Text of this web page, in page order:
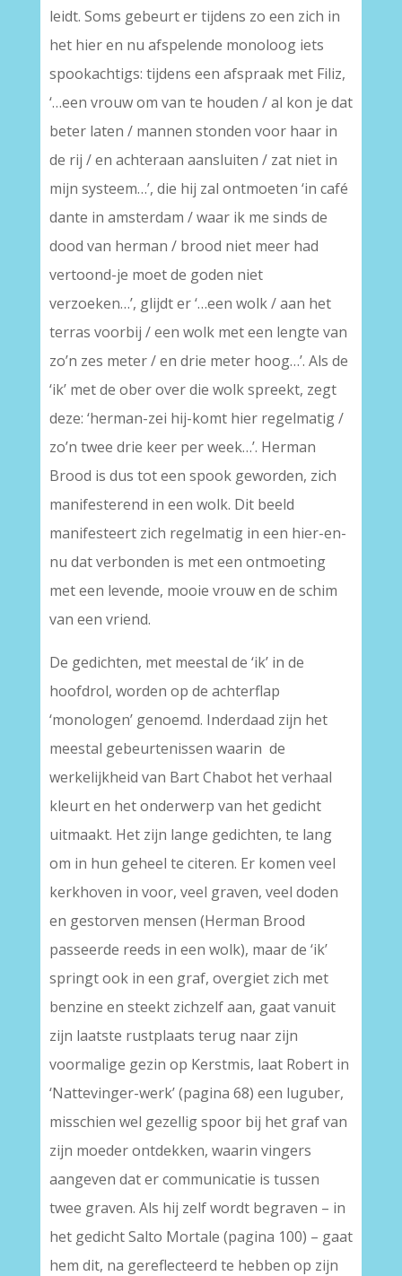
leidt. Soms gebeurt er tijdens zo een zich in
het hier en nu afspelende monoloog iets
spookachtigs: tijdens een afspraak met Filiz,
‘…een vrouw om van te houden / al kon je dat
beter laten / mannen stonden voor haar in
de rij / en achteraan aansluiten / zat niet in
mijn systeem…’, die hij zal ontmoeten ‘in café
dante in amsterdam / waar ik me sinds de
dood van herman / brood niet meer had
vertoond-je moet de goden niet
verzoeken…’, glijdt er ‘…een wolk / aan het
terras voorbij / een wolk met een lengte van
zo’n zes meter / en drie meter hoog…’. Als de
‘ik’ met de ober over die wolk spreekt, zegt
deze: ‘herman-zei hij-komt hier regelmatig /
zo’n twee drie keer per week…’. Herman
Brood is dus tot een spook geworden, zich
manifesterend in een wolk. Dit beeld
manifesteert zich regelmatig in een hier-en-
nu dat verbonden is met een ontmoeting
met een levende, mooie vrouw en de schim
van een vriend.
De gedichten, met meestal de ‘ik’ in de
hoofdrol, worden op de achterflap
‘monologen’ genoemd. Inderdaad zijn het
meestal gebeurtenissen waarin de
werkelijkheid van Bart Chabot het verhaal
kleurt en het onderwerp van het gedicht
uitmaakt. Het zijn lange gedichten, te lang
om in hun geheel te citeren. Er komen veel
kerkhoven in voor, veel graven, veel doden
en gestorven mensen (Herman Brood
passeerde reeds in een wolk), maar de ‘ik’
springt ook in een graf, overgiet zich met
benzine en steekt zichzelf aan, gaat vanuit
zijn laatste rustplaats terug naar zijn
voormalige gezin op Kerstmis, laat Robert in
‘Nattevinger-werk’ (pagina 68) een luguber,
misschien wel gezellig spoor bij het graf van
zijn moeder ontdekken, waarin vingers
aangeven dat er communicatie is tussen
twee graven. Als hij zelf wordt begraven – in
het gedicht Salto Mortale (pagina 100) – gaat
hem dit, na gereflecteerd te hebben op zijn